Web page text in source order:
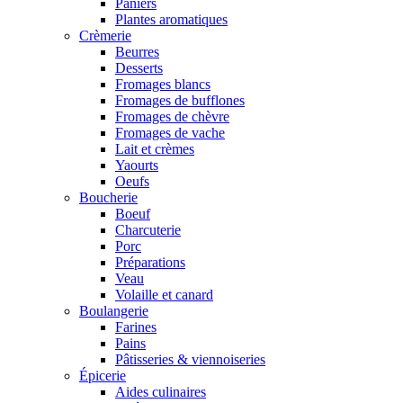
Paniers
Plantes aromatiques
Crèmerie
Beurres
Desserts
Fromages blancs
Fromages de bufflones
Fromages de chèvre
Fromages de vache
Lait et crèmes
Yaourts
Oeufs
Boucherie
Boeuf
Charcuterie
Porc
Préparations
Veau
Volaille et canard
Boulangerie
Farines
Pains
Pâtisseries & viennoiseries
Épicerie
Aides culinaires